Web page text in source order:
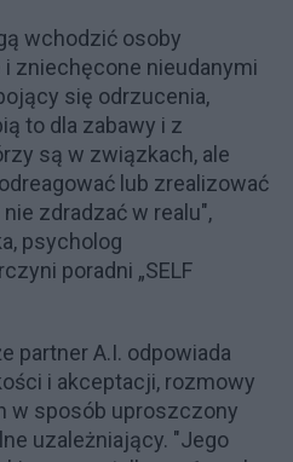
wchodzić osoby
zniechęcone nieudanymi
się odrzucenia,
to dla zabawy i z
są w związkach, ale
lub zrealizować
zdradzać w realu",
psycholog
poradni „SELF
partner A.I. odpowiada
i akceptacji, rozmowy
w sposób uproszczony
uzależniający. "Jego